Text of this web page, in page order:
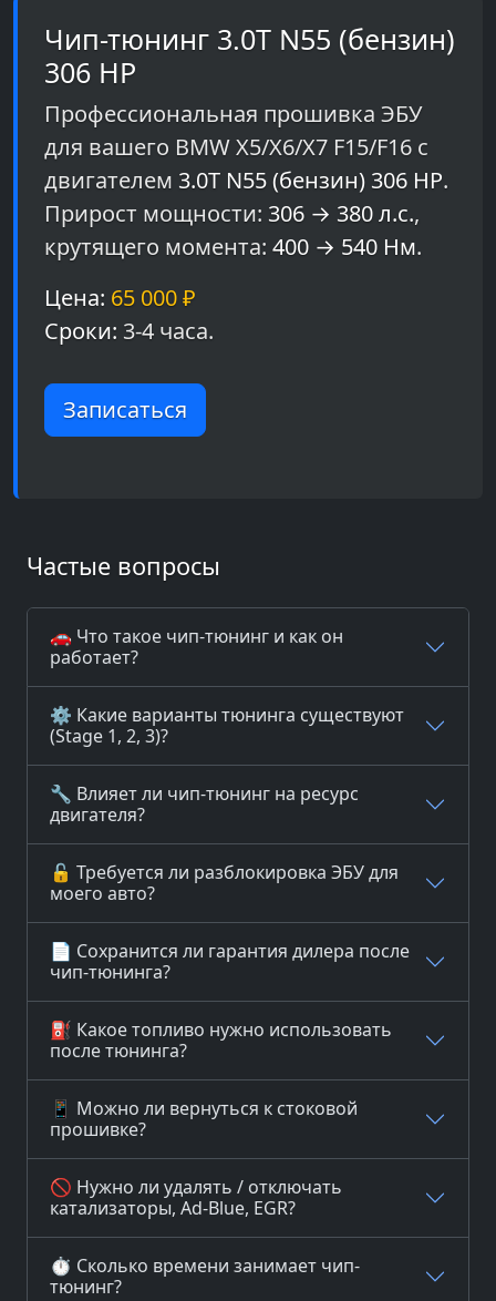
Чип-тюнинг 3.0T N55 (бензин)
306 HP
Профессиональная прошивка ЭБУ
для вашего BMW X5/X6/X7 F15/F16 с
двигателем 3.0T N55 (бензин) 306 HP.
Прирост мощности: 306 → 380 л.с.,
крутящего момента: 400 → 540 Нм.
Цена: 65 000 ₽
Сроки: 3-4 часа.
Записаться
Частые вопросы
🚗 Что такое чип-тюнинг и как он
работает?
⚙️ Какие варианты тюнинга существуют
(Stage 1, 2, 3)?
🔧 Влияет ли чип-тюнинг на ресурс
двигателя?
🔓 Требуется ли разблокировка ЭБУ для
моего авто?
📄 Сохранится ли гарантия дилера после
чип-тюнинга?
⛽ Какое топливо нужно использовать
после тюнинга?
📱 Можно ли вернуться к стоковой
прошивке?
🚫 Нужно ли удалять / отключать
катализаторы, Ad-Blue, EGR?
⏱️ Сколько времени занимает чип-
тюнинг?